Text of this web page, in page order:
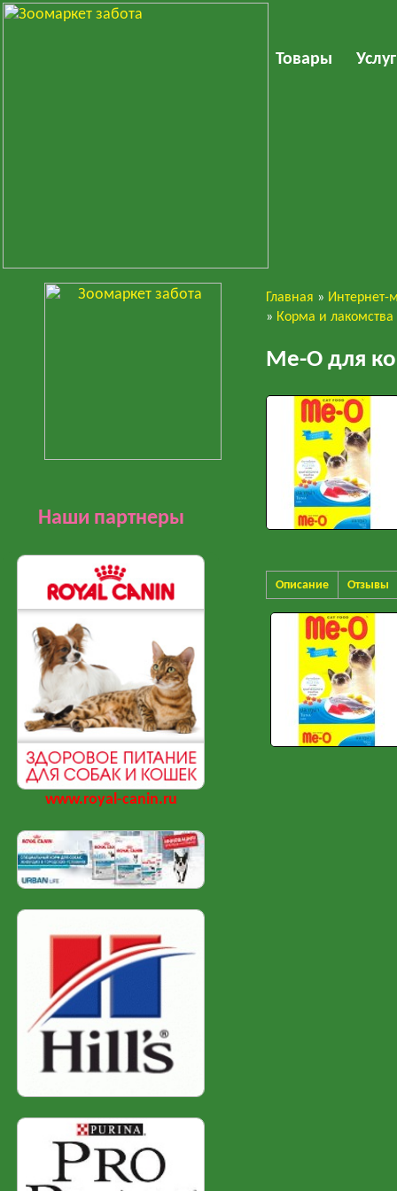
Товары
Наши партнеры
www.royal-canin.ru
Главная » Интернет-
» Корма и лакомства
Ме-О для
Описание Отзывы